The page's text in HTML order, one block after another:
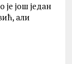
је још један
али